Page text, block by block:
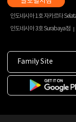
인도네시아 1호 자카르타
인도네시아 3호 Surabaya점
Family Site